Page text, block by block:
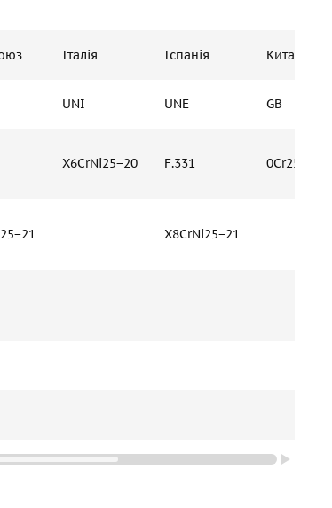
Італія Іспанія Китай
UNI UNE GB
X6CrNi25−20 F.331 0Cr25Ni20
X8CrNi25−21